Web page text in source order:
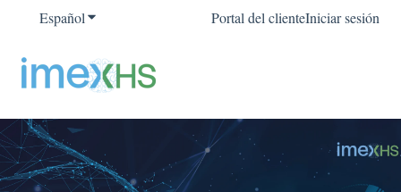
EspañolTraducciones de Mostrar submenú de
Portal del clienteIniciar sesión